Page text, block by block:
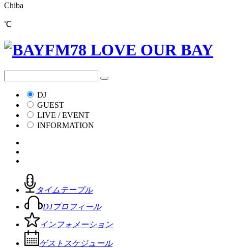
Chiba
℃
DJ
GUEST
LIVE / EVENT
INFORMATION
タイムテーブル
DJプロフィール
インフォメーション
ゲストスケジュール